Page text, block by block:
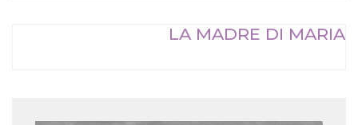
LA MADRE DI MARIA